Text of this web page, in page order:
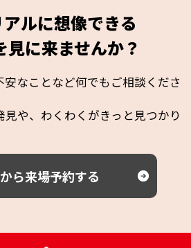
ルに想像できる
見に来ませんか？
なことなど何でもご相談くださ
や、わくわくがきっと見つかり
ら来場予約する